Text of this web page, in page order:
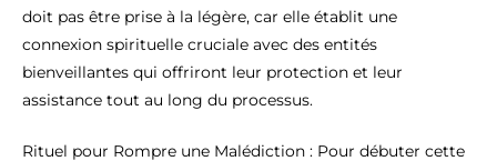
doit pas être prise à la légère, car elle établit une
connexion spirituelle cruciale avec des entités
bienveillantes qui offriront leur protection et leur
assistance tout au long du processus.
Rituel pour Rompre une Malédiction : Pour débuter cette